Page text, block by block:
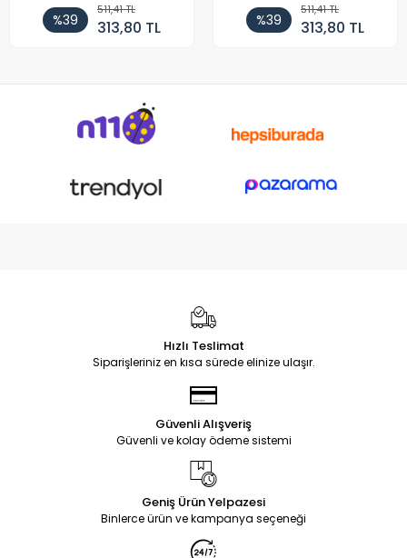
%39
511,41 TL
313,80 TL %39
511,41 TL
313,80 TL
Hızlı Teslimat
Siparişleriniz en kısa sürede elinize ulaşır.
Güvenli Alışveriş
Güvenli ve kolay ödeme sistemi
Geniş Ürün Yelpazesi
Binlerce ürün ve kampanya seçeneği